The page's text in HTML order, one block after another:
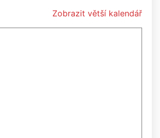
Zobrazit větší kalendář